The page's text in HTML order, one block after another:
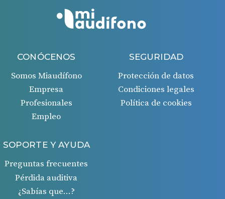
CONÓCENOS
Somos Miaudífono
Empresa
Profesionales
Empleo
SEGURIDAD
Protección de datos
Condiciones legales
Política de cookies
SOPORTE Y AYUDA
Preguntas frecuentes
Pérdida auditiva
¿Sabías que…?